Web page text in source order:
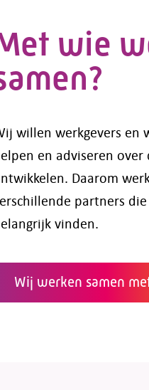
wie
willen werkgevers en
en adviseren over
Daarom
partners
vinden.
Wij werken samen